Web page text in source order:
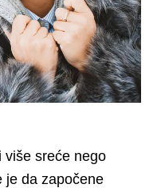
više sreće nego
je da započene